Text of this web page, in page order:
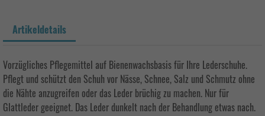
Artikeldetails
Vorzügliches Pflegemittel auf Bienenwachsbasis für Ihre Lederschuhe.
Pflegt und schützt den Schuh vor Nässe, Schnee, Salz und Schmutz ohne
die Nähte anzugreifen oder das Leder brüchig zu machen. Nur für
Glattleder geeignet. Das Leder dunkelt nach der Behandlung etwas nach.